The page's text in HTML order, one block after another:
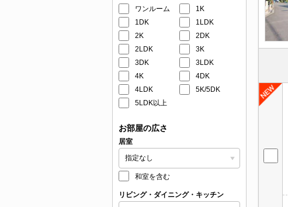
ワンルーム
1K
1DK
1LDK
2K
2DK
2LDK
3K
3DK
3LDK
4K
4DK
4LDK
5K/5DK
5LDK以上
お部屋の広さ
居室
和室を含む
リビング・ダイニング・キッチン